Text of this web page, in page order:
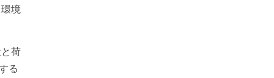
境
荷
る